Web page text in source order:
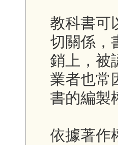
教科書可
切關係，
銷上，被
業者也常
書的編製
依據著作